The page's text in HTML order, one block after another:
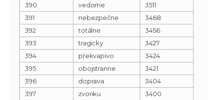
390
vedome
3511
391
nebezpečne
3468
392
totálne
3456
393
tragicky
3427
394
prekvapivo
3424
395
obojstranne
3421
396
doprava
3404
397
zvonku
3400